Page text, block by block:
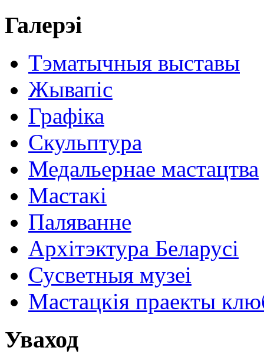
Галерэі
Тэматычныя выставы
Жывапіс
Графіка
Скульптура
Медальернае мастацтва
Мастакі
Паляванне
Архітэктура Беларусі
Сусветныя музеі
Мастацкія праекты
Уваход